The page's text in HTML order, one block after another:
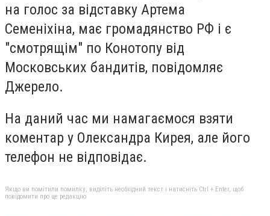
на голос за відставку Артема
Семеніхіна, має громадянство РФ і є
"смотрящім" по Конотопу від
Московських бандитів, повідомляє
Джерело.
На даний час ми намагаємося взяти
коментар у Олександра Кирея, але його
телефон не відповідає.
Якщо ви помітили помилку, виділіть необхідний текст і натисніть Ctrl + Enter, щоб
повідомити про це редакцію